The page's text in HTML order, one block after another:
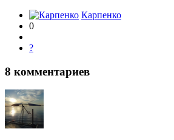
Карпенко
0
?
8 комментариев